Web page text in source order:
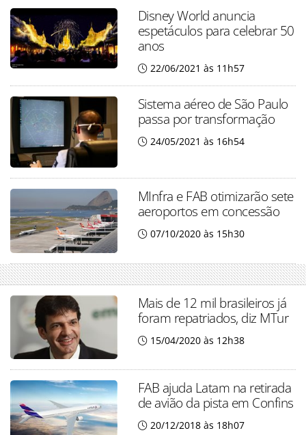
Disney World anuncia
espetáculos para celebrar 50
anos
22/06/2021 às 11h57
Sistema aéreo de São Paulo
passa por transformação
24/05/2021 às 16h54
MInfra e FAB otimizarão sete
aeroportos em concessão
07/10/2020 às 15h30
Mais de 12 mil brasileiros já
foram repatriados, diz MTur
15/04/2020 às 12h38
FAB ajuda Latam na retirada
de avião da pista em Confins
20/12/2018 às 18h07